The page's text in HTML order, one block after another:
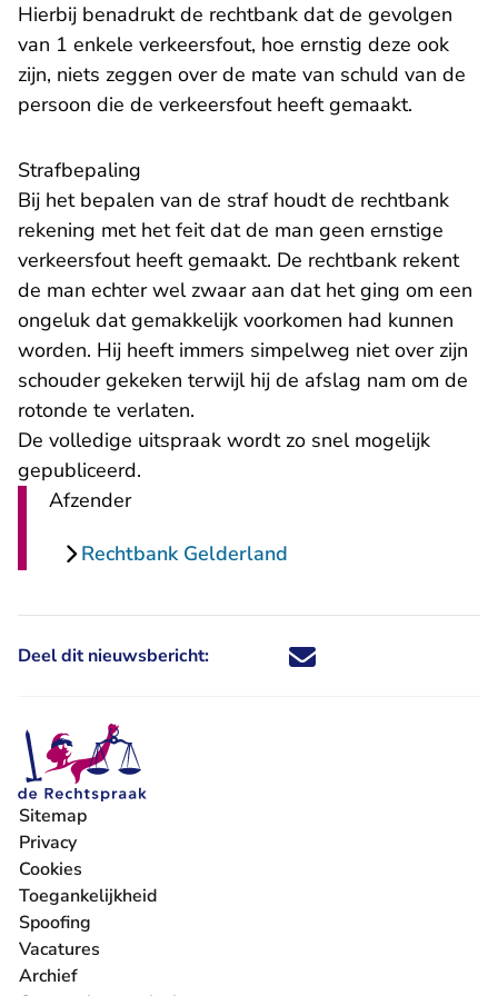
Hierbij benadrukt de rechtbank dat de gevolgen
van 1 enkele verkeersfout, hoe ernstig deze ook
zijn, niets zeggen over de mate van schuld van de
persoon die de verkeersfout heeft gemaakt.
Strafbepaling
Bij het bepalen van de straf houdt de rechtbank
rekening met het feit dat de man geen ernstige
verkeersfout heeft gemaakt. De rechtbank rekent
de man echter wel zwaar aan dat het ging om een
ongeluk dat gemakkelijk voorkomen had kunnen
worden. Hij heeft immers simpelweg niet over zijn
schouder gekeken terwijl hij de afslag nam om de
rotonde te verlaten.
De volledige uitspraak wordt zo snel mogelijk
gepubliceerd.
Afzender
Rechtbank Gelderland
Deel dit nieuwsbericht: Deel dit nieuwsbericht via X -
Deel dit nieuwsbericht via
Deel dit nieuwsbericht
Deel dit
Sitemap
Privacy
Cookies
Toegankelijkheid
Spoofing
Vacatures
- U verlaat Rechtspraak.nl
Archief